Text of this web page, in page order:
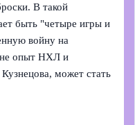
В такой
быть "четыре игры и
войну на
опыт НХЛ и
может стать